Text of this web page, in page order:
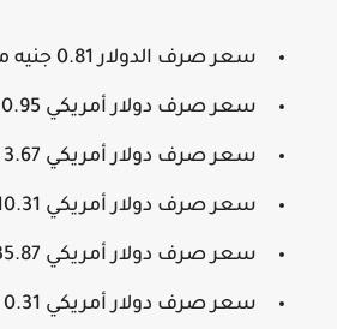
سعر صرف الدولار 0.81 جنيه مقابل الجنية الإسترليني.
سعر صرف دولار أمريكي 30.95 جنيه مقابل الجنيه المصري.
سعر صرف دولار أمريكي 3.67 درهم مقابل الدرهم الإماراتي.
سعر صرف دولار أمريكي 10.31 درهم مقابل الدرهم المغربي.
سعر صرف دولار أمريكي 135.87 دينار مقابل الدينار الجزائري.
سعر صرف دولار أمريكي 0.31 دينار مقابل الدينار الكويتي.